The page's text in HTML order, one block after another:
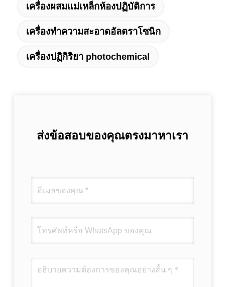
เครื่องผสมแม่เหล็กห้องปฏิบัติการ
เครื่องทำความสะอาดอัลตราโซนิก
เครื่องปฏิกิริยา photochemical
ส่งข้อสอบของคุณตรงมาหาเรา